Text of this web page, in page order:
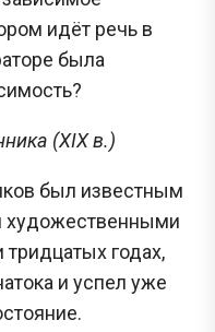
идёт речь в
была
(XIX в.)
был известным
художественными
годах,
и успел уже